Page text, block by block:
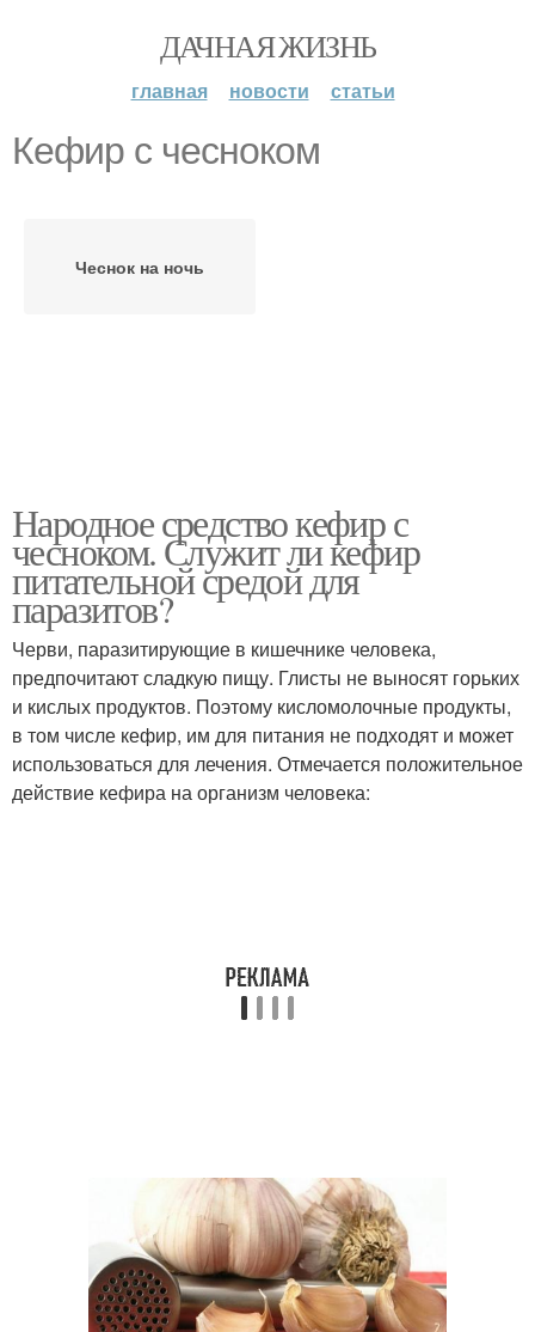
ДАЧНАЯ ЖИЗНЬ
главная новости статьи
Кефир с чесноком
Чеснок на ночь
Народное средство кефир с
чесноком. Служит ли кефир
питательной средой для
паразитов?
Черви, паразитирующие в кишечнике человека,
предпочитают сладкую пищу. Глисты не выносят горьких
и кислых продуктов. Поэтому кисломолочные продукты,
в том числе кефир, им для питания не подходят и может
использоваться для лечения. Отмечается положительное
действие кефира на организм человека: